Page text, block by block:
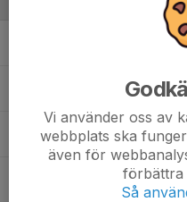
Christian Hasselberg
Fredrik Persson
Michael Thörnqvist
Simon Andersén
Vi använder oss av
webbplats ska
även för
förbättra
Så